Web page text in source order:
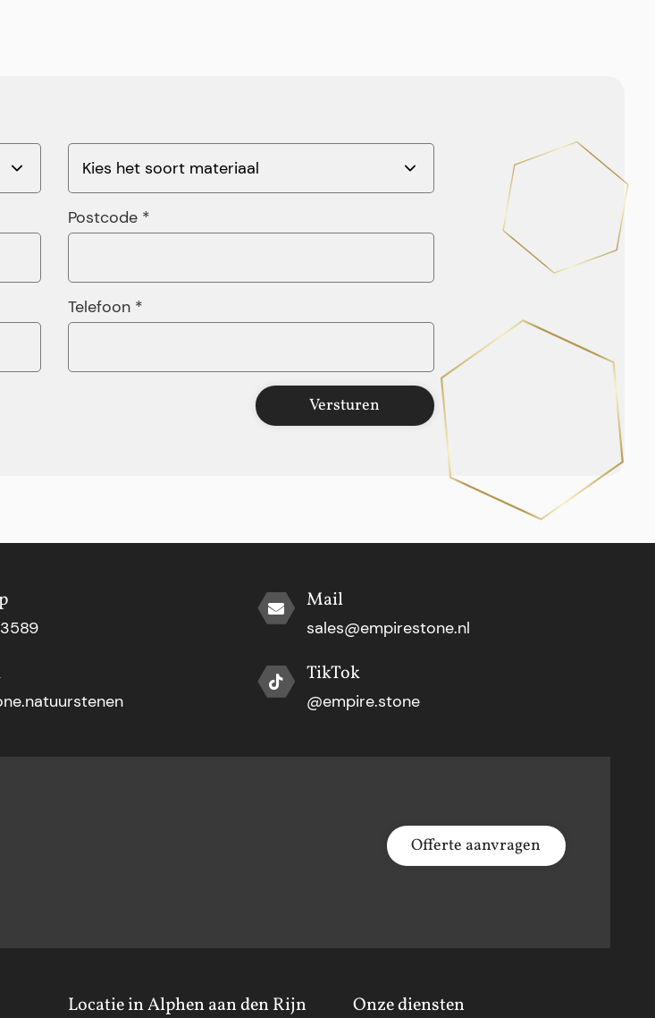
Postcode *
Telefoon *
Versturen
Mail
sales@empirestone.nl
TikTok
@empire.stone
Offerte aanvragen
Locatie in Alphen aan den Rijn Onze diensten